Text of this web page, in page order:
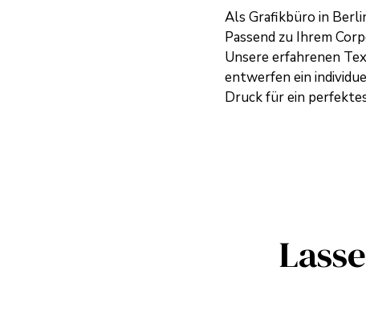
AlsGrafikbüro in
Passend zu Ihrem
Unsere erfahrenen
entwerfen ein
Druck für ein